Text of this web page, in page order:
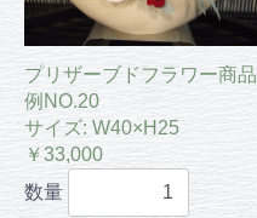
プリザーブドフラワー商品
例NO.20
サイズ: W40×H25
￥33,000
数量